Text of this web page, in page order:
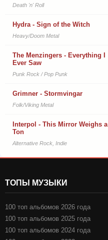
Death 'n' Roll
Hydra - Sign of the Witch
Heavy/Doom Metal
The Menzingers - Everything I
Ever Saw
Punk Rock / Pop Punk
Grimner - Stormvingar
Folk/Viking Metal
Interpol - This Mirror Weighs a
Ton
Alternative Rock, Indie
ТОПЫ МУЗЫКИ
100 топ альбомов 2026 года
100 топ альбомов 2025 года
100 топ альбомов 2024 года